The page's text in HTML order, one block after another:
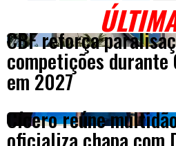
CBF reforça
competições durante
em 2027
Cícero reúne
oficializa chapa com